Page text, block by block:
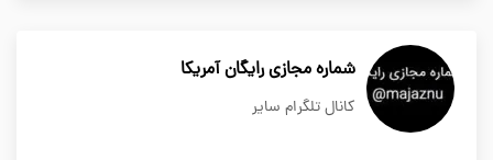
شماره مجازی رایگان آمریکا
کانال تلگرام سایر